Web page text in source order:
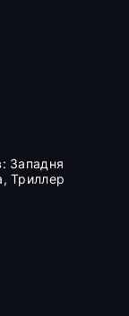
Западня
Триллер